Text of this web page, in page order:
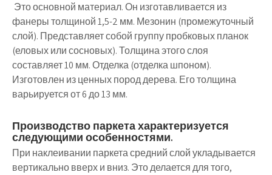
Это основной материал. Он изготавливается из
фанеры толщиной 1,5-2 мм. Мезонин (промежуточный
слой). Представляет собой группу пробковых планок
(еловых или сосновых). Толщина этого слоя
составляет 10 мм. Отделка (отделка шпоном).
Изготовлен из ценных пород дерева. Его толщина
варьируется от 6 до 13 мм.
Производство паркета характеризуется
следующими особенностями.
При наклеивании паркета средний слой укладывается
вертикально вверх и вниз. Это делается для того,